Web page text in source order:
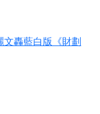
轟藍白版《財劃